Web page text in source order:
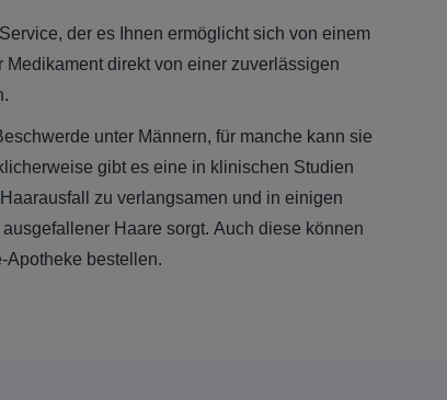
der es Ihnen ermöglicht sich von einem
direkt von einer zuverlässigen
unter Männern, für manche kann sie
gibt es eine in klinischen Studien
zu verlangsamen und in einigen
Haare sorgt. Auch diese können
Apotheke bestellen.